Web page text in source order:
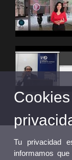
Tu privacidad
informamos